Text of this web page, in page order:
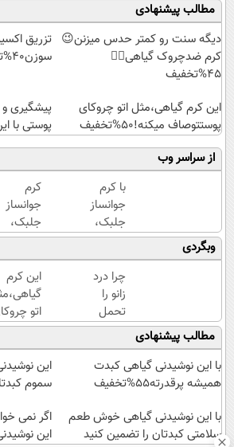
مطالب پیشنهادی
دیگه سنت رو کمتر حدس میزنن😉
کرم ضدچروک گیاهی👈🏻
45%تخفیف
تزریق
سوزن40%تخفیف
این کرم گیاهی،مثل اتو چروکای
پوستتوصاف میکنه!50%تخفیف
پیشگیری
پوستی با
از سراسر وب
با کرم
جوانساز
جلبک،
پیری رو
معکوس
کن(50%
تخفیف)
کرم
جوانساز
جلبک،
هدیه
طبیعت
شما(خرید
با
ویژه)
وبگردی
چرا درد
زانو را
تحمل
می‌کنی؟
خیلی
ساده
درمنزل
کن
این کرم
اتو
میکنه!50%تخفیف
مطالب پیشنهادی
با این نوشیدنی گیاهی کبدت
همیشه پرقدرته55%تخفیف
این
سموم
با این نوشیدنی گیاهی خوش طعم
سلامتی کبدتان را تضمین کنید
اگر نمی
این